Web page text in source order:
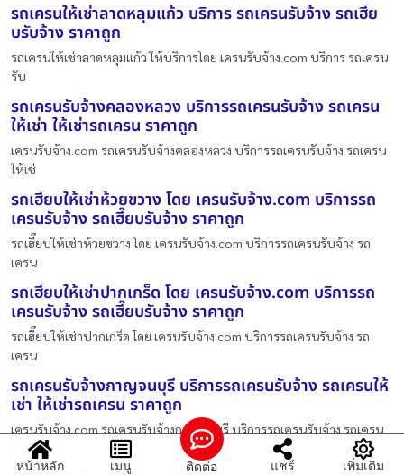
รถเครนให้เช่าลาดหลุมแก้ว บริการ รถเครนรับจ้าง รถเฮี๊ย
บรับจ้าง ราคาถูก
รถเครนให้เช่าลาดหลุมแก้ว ให้บริการโดย เครนรับจ้าง.com บริการ รถเครน
รับ
รถเครนรับจ้างคลองหลวง บริการรถเครนรับจ้าง รถเครน
ให้เช่า ให้เช่ารถเครน ราคาถูก
เครนรับจ้าง.com รถเครนรับจ้างคลองหลวง บริการรถเครนรับจ้าง รถเครน
ให้เช่
รถเฮี๊ยบให้เช่าห้วยขวาง โดย เครนรับจ้าง.com บริการรถ
เครนรับจ้าง รถเฮี๊ยบรับจ้าง ราคาถูก
รถเฮี๊ยบให้เช่าห้วยขวาง โดย เครนรับจ้าง.com บริการรถเครนรับจ้าง รถ
เครน
รถเฮี๊ยบให้เช่าปากเกร็ด โดย เครนรับจ้าง.com บริการรถ
เครนรับจ้าง รถเฮี๊ยบรับจ้าง ราคาถูก
รถเฮี๊ยบให้เช่าปากเกร็ด โดย เครนรับจ้าง.com บริการรถเครนรับจ้าง รถ
เครน
รถเครนรับจ้างกาญจนบุรี บริการรถเครนรับจ้าง รถเครนให้
เช่า ให้เช่ารถเครน ราคาถูก
เครนรับจ้าง.com รถเครนรับจ้างกาญจนบุรี บริการรถเครนรับจ้าง รถเครน
ให้เช
หน้าหลัก เมนู ติดต่อ แชร์ เพิ่มเติม